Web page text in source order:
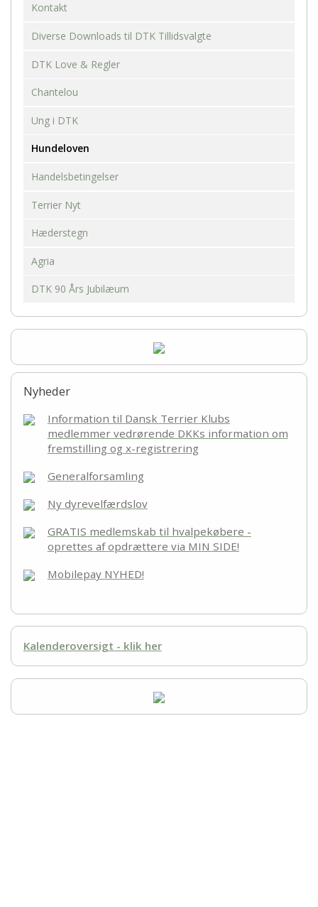
Kontakt
Diverse Downloads til DTK Tillidsvalgte
DTK Love & Regler
Chantelou
Ung i DTK
Hundeloven
Handelsbetingelser
Terrier Nyt
Hæderstegn
Agria
DTK 90 Års Jubilæum
Nyheder
Information til Dansk Terrier Klubs
medlemmer vedrørende DKKs information om
fremstilling og x-registrering
Generalforsamling
Ny dyrevelfærdslov
GRATIS medlemskab til hvalpekøbere -
oprettes af opdrættere via MIN SIDE!
Mobilepay NYHED!
Kalenderoversigt - klik her